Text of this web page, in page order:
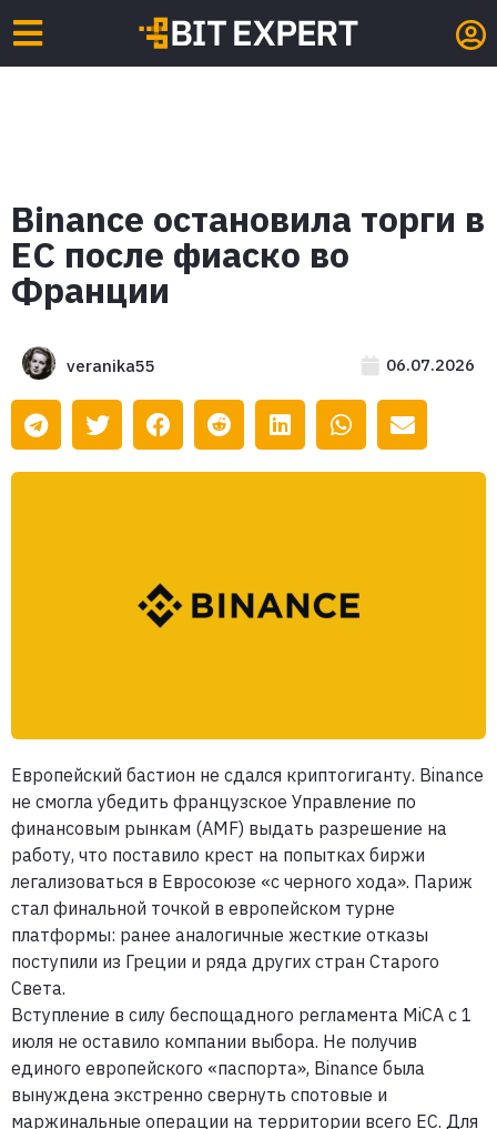
Binance остановила торги в
ЕС после фиаско во
Франции
veranika55 06.07.2026
Европейский бастион не сдался криптогиганту. Binance
не смогла убедить французское Управление по
финансовым рынкам (AMF) выдать разрешение на
работу, что поставило крест на попытках биржи
легализоваться в Евросоюзе «с черного хода». Париж
стал финальной точкой в европейском турне
платформы: ранее аналогичные жесткие отказы
поступили из Греции и ряда других стран Старого
Света.
Вступление в силу беспощадного регламента MiCA с 1
июля не оставило компании выбора. Не получив
единого европейского «паспорта», Binance была
вынуждена экстренно свернуть спотовые и
маржинальные операции на территории всего ЕС. Для